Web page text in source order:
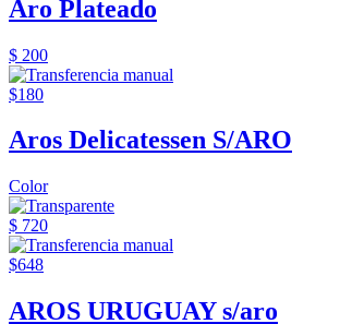
Aro Plateado
$ 200
$180
Aros Delicatessen S/ARO
Color
$ 720
$648
AROS URUGUAY s/aro